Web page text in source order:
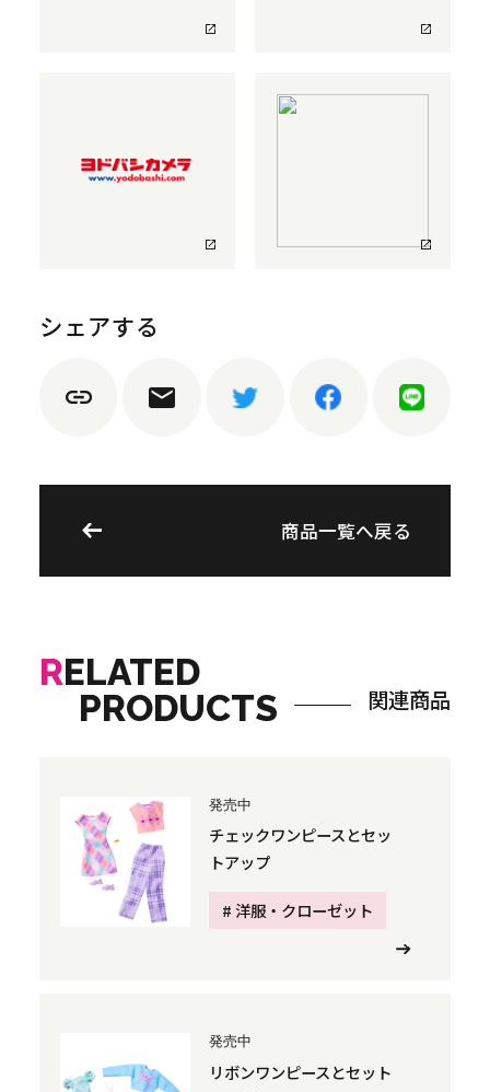
シェアする
商品一覧へ戻る
RELATED
PRODUCTS
関連商品
発売中
チェックワンピースとセッ
トアップ
# 洋服・クローゼット
発売中
リボンワンピースとセット